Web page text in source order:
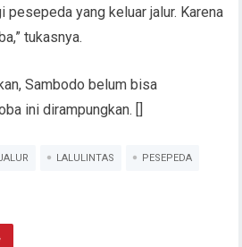
pesepeda yang keluar jalur. Karena
tukasnya.
Sambodo belum bisa
ini dirampungkan. []
LALULINTAS PESEPEDA